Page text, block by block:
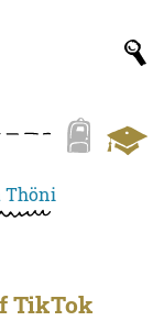
Thöni
TikTok